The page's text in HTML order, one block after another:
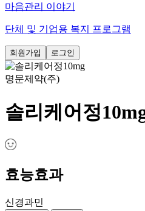
마음관리 이야기
단체 및 기업용 복지 프로그램
회원가입 로그인
명문제약(주)
솔리케어정
효능효과
신경과민